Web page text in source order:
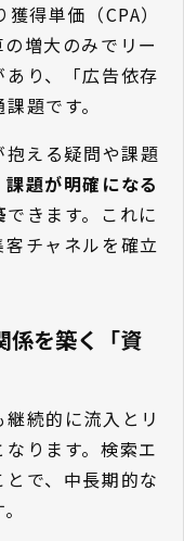
得単価（CPA）
増大のみでリー
り、「広告依存
題です。
える疑問や課題
課題が明確になる
できます。これに
チャネルを確立
係を築く「資
続的に流入とリ
ります。検索エ
で、中長期的な